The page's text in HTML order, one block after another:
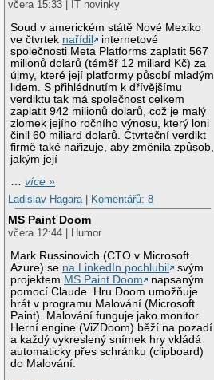
včera 15:33 | IT novinky
Soud v americkém státě Nové Mexiko
ve čtvrtek nařídil
internetové
společnosti Meta Platforms zaplatit 567
milionů dolarů (téměř 12 miliard Kč) za
újmy, které její platformy působí mladým
lidem. S přihlédnutím k dřívějšímu
verdiktu tak má společnost celkem
zaplatit 942 milionů dolarů, což je malý
zlomek jejího ročního výnosu, který loni
činil 60 miliard dolarů. Čtvrteční verdikt
firmě také nařizuje, aby změnila způsob,
jakým její
…více »
Ladislav Hagara
Komentářů: 8
MS Paint Doom
včera 12:44 | Humor
Mark Russinovich (CTO v Microsoft
Azure) se na LinkedIn pochlubil
svým
projektem MS Paint Doom
napsaným
pomocí Claude. Hru Doom umožňuje
hrát v programu Malování (Microsoft
Paint). Malování funguje jako monitor.
Herní engine (ViZDoom) běží na pozadí
a každý vykreslený snímek hry vkládá
automaticky přes schránku (clipboard)
do Malování.